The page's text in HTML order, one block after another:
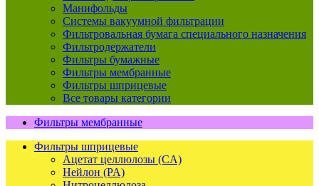
Манифольды
Системы вакуумной фильтрации
Фильтровальная бумага специального назначения
Фильтродержатели
Фильтры бумажные
Фильтры мембранные
Фильтры шприцевые
Все товары категории
Фильтры мембранные
Фильтры шприцевые
Ацетат целлюлозы (CA)
Нейлон (PA)